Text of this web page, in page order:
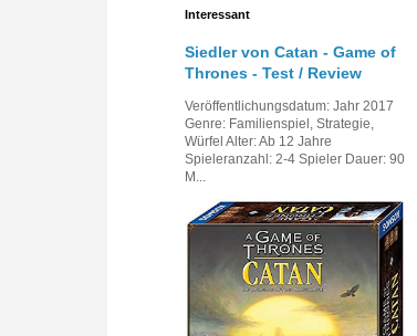
Interessant
Siedler von Catan - Game of
Thrones - Test / Review
Veröffentlichungsdatum: Jahr 2017
Genre: Familienspiel, Strategie,
Würfel Alter: Ab 12 Jahre
Spieleranzahl: 2-4 Spieler Dauer: 90
M...